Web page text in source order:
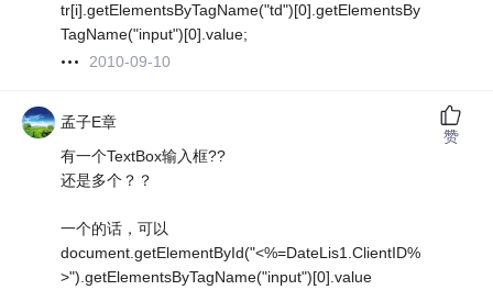
tr[i].getElementsByTagName("td")[0].getElementsBy
TagName("input")[0].value;
2010-09-10
孟子E章
有一个TextBox输入框??
还是多个？？
一个的话，可以
document.getElementById("<%=DateLis1.ClientID%
>").getElementsByTagName("input")[0].value
赞